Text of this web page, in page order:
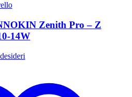
Zenith Pro – Z
14W